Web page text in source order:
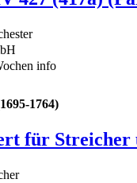
info
1764)
für